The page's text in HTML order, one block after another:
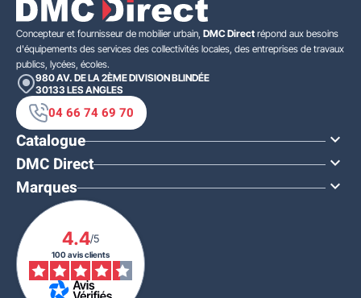
Concepteur et fournisseur de mobilier urbain, DMC Direct répond aux besoins
d'équipements des services des collectivités locales, des entreprises de travaux
publics, lycées, écoles.
980 AV. DE LA 2ÈME DIVISION BLINDÉE
30133 LES ANGLES
04 66 74 69 70
Catalogue 
DMC Direct 
Marques 
4.4/5
100 avis clients